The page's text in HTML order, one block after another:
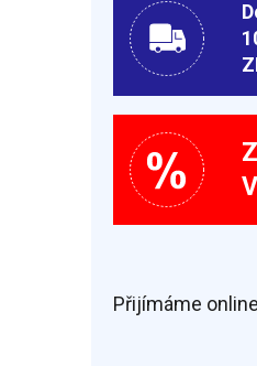
Přijímáme